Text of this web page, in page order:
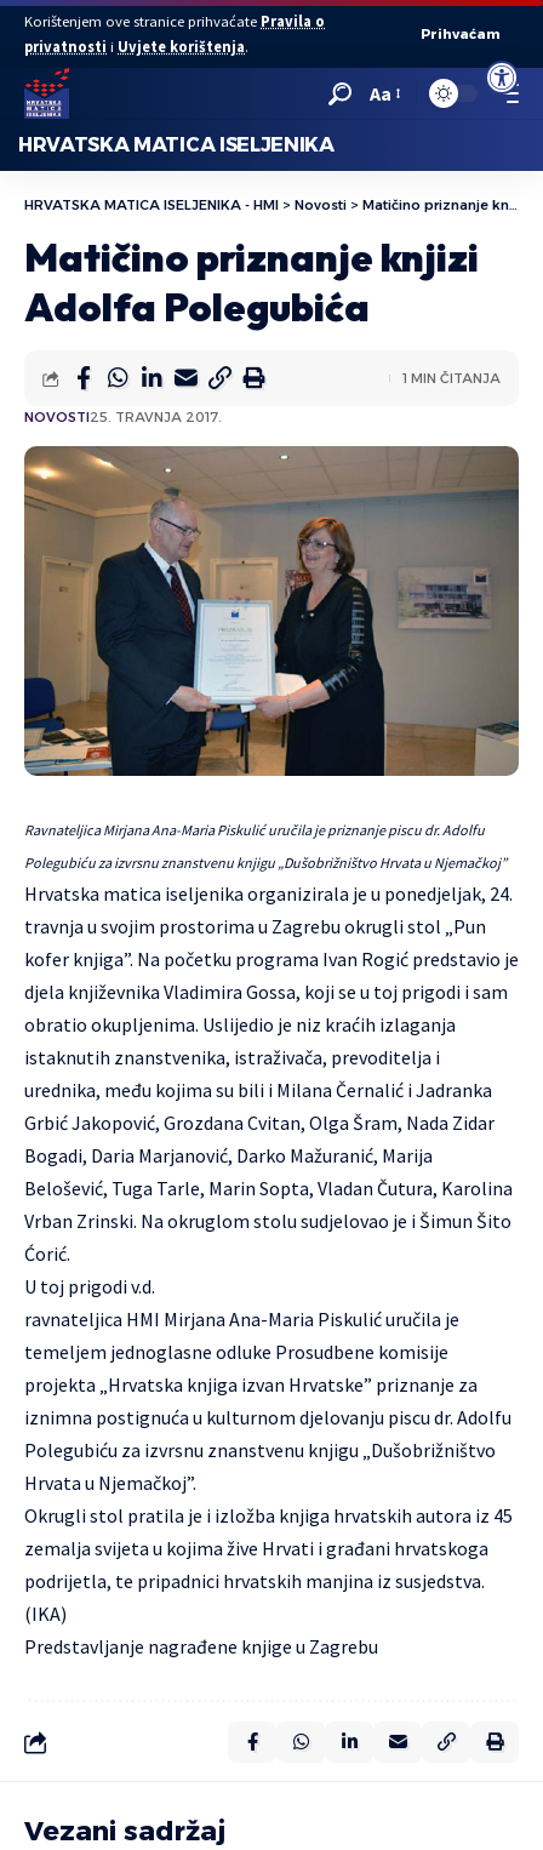
Open
Korištenjem ove stranice prihvaćate Pravila o
privatnosti i Uvjete korištenja.
Prihvaćam
Aa
HRVATSKA MATICA ISELJENIKA
HRVATSKA MATICA ISELJENIKA - HMI > Novosti > Matičino priznanje knjizi Adolfa Polegubića
Matičino priznanje knjizi
Adolfa Polegubića
NOVOSTI25. TRAVNJA 2017.
1 MIN ČITANJA
Ravnateljica Mirjana Ana-Maria Piskulić uručila je priznanje piscu dr. Adolfu
Polegubiću za izvrsnu znanstvenu knjigu „Dušobrižništvo Hrvata u Njemačkoj”
Hrvatska matica iseljenika organizirala je u ponedjeljak, 24.
travnja u svojim prostorima u Zagrebu okrugli stol „Pun
kofer knjiga”. Na početku programa Ivan Rogić predstavio je
djela književnika Vladimira Gossa, koji se u toj prigodi i sam
obratio okupljenima. Uslijedio je niz kraćih izlaganja
istaknutih znanstvenika, istraživača, prevoditelja i
urednika, među kojima su bili i Milana Černalić i Jadranka
Grbić Jakopović, Grozdana Cvitan, Olga Šram, Nada Zidar
Bogadi, Daria Marjanović, Darko Mažuranić, Marija
Belošević, Tuga Tarle, Marin Sopta, Vladan Čutura, Karolina
Vrban Zrinski. Na okruglom stolu sudjelovao je i Šimun Šito
Ćorić.
U toj prigodi v.d.
ravnateljica HMI Mirjana Ana-Maria Piskulić uručila je
temeljem jednoglasne odluke Prosudbene komisije
projekta „Hrvatska knjiga izvan Hrvatske” priznanje za
iznimna postignuća u kulturnom djelovanju piscu dr. Adolfu
Polegubiću za izvrsnu znanstvenu knjigu „Dušobrižništvo
Hrvata u Njemačkoj”.
Okrugli stol pratila je i izložba knjiga hrvatskih autora iz 45
zemalja svijeta u kojima žive Hrvati i građani hrvatskoga
podrijetla, te pripadnici hrvatskih manjina iz susjedstva.
(IKA)
Predstavljanje nagrađene knjige u Zagrebu
Vezani sadržaj